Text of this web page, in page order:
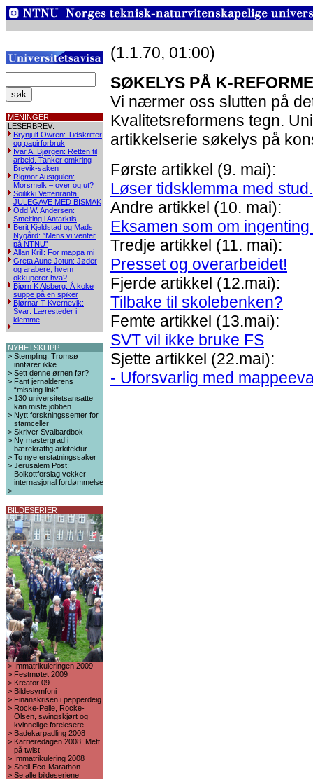
MENINGER:
LESERBREV:
Brynjulf Owren: Tidskrifter
og papirforbruk
Ivar A. Bjørgen: Retten til
arbeid. Tanker omkring
Brevik-saken
Rigmor Austgulen:
Morsmelk – over og ut?
Soilikki Vettenranta:
JULEGAVE MED BISMAK
Odd W. Andersen:
Smelting i Antarktis
Berit Kjeldstad og Mads
Nygård: ”Mens vi venter
på NTNU”
Allan Krill: For mappa mi
Greta Aune Jotun: Jøder
og arabere, hvem
okkuperer hva?
Bjørn K Alsberg: Å koke
suppe på en spiker
Bjørnar T Kvernevik:
Svar: Læresteder i
klemme
NYHETSKLIPP
> Stempling: Tromsø
innfører ikke
> Sett denne ørnen før?
> Fant jernalderens
“missing link”
> 130 universitetsansatte
kan miste jobben
> Nytt forskningssenter for
stamceller
> Skriver Svalbardbok
> Ny mastergrad i
bærekraftig arkitektur
> To nye erstatningssaker
> Jerusalem Post:
Boikottforslag vekker
internasjonal fordømmelse
>
BILDESERIER
> Immatrikuleringen 2009
> Festmøtet 2009
> Kreator 09
> Bildesymfoni
> Finanskrisen i pepperdeig
> Rocke-Pelle, Rocke-
Olsen, swingskjørt og
kvinnelige forelesere
> Badekarpadling 2008
> Karrieredagen 2008: Mett
på twist
> Immatrikulering 2008
> Shell Eco-Marathon
> Se alle bildeseriene
(1.1.70, 01:00)
SØKELYS PÅ K-
Vi nærmer oss slutten på
Kvalitetsreformens tegn.
artikkelserie søkelys på
Første artikkel (9. mai):
Løser tidsklemma med
Andre artikkel (10. mai):
Eksamen som om
Tredje artikkel (11. mai):
Presset og overarbeidet!
Fjerde artikkel (12.mai):
Tilbake til skolebenken?
Femte artikkel (13.mai):
SVT vil ikke bruke FS
Sjette artikkel (22.mai):
- Uforsvarlig med